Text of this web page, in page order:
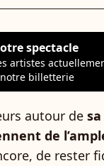
spectacle
artistes
billetterie
autour de
de
de rester